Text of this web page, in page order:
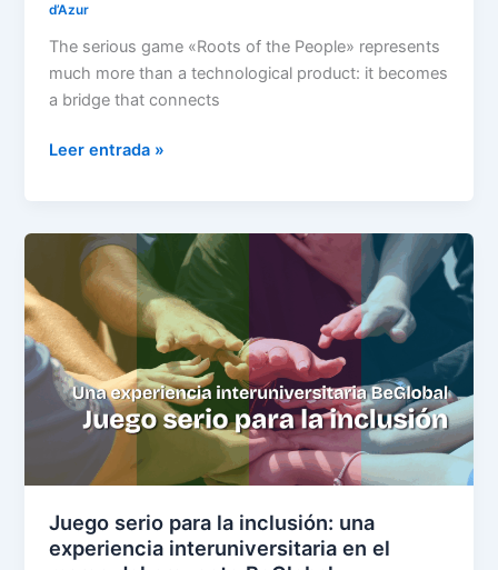
d’Azur
The serious game «Roots of the People» represents
much more than a technological product: it becomes
a bridge that connects
Leer entrada »
Juego serio para la inclusión: una
experiencia interuniversitaria en el
Juego
para
la
inclusión:
una
experiencia
interuniversitaria
el
marco
proyecto